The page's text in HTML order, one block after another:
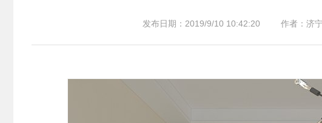
发布日期：2019/9/10 10:42:20 作者：济